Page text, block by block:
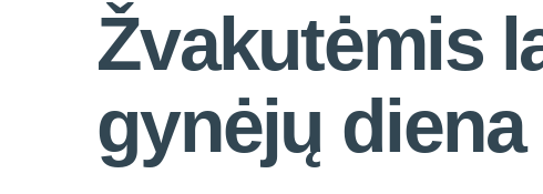
Žvakutėmis
gynėjų diena